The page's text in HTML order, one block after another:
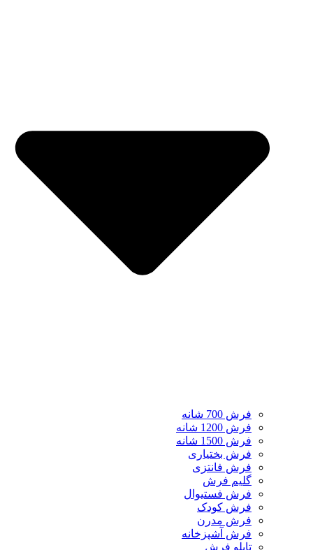
فرش 700 شانه
فرش 1200 شانه
فرش 1500 شانه
فرش بختیاری
فرش فانتزی
گلیم فرش
فرش فستیوال
فرش کودک
فرش مدرن
فرش آشپزخانه
تابلو فرش